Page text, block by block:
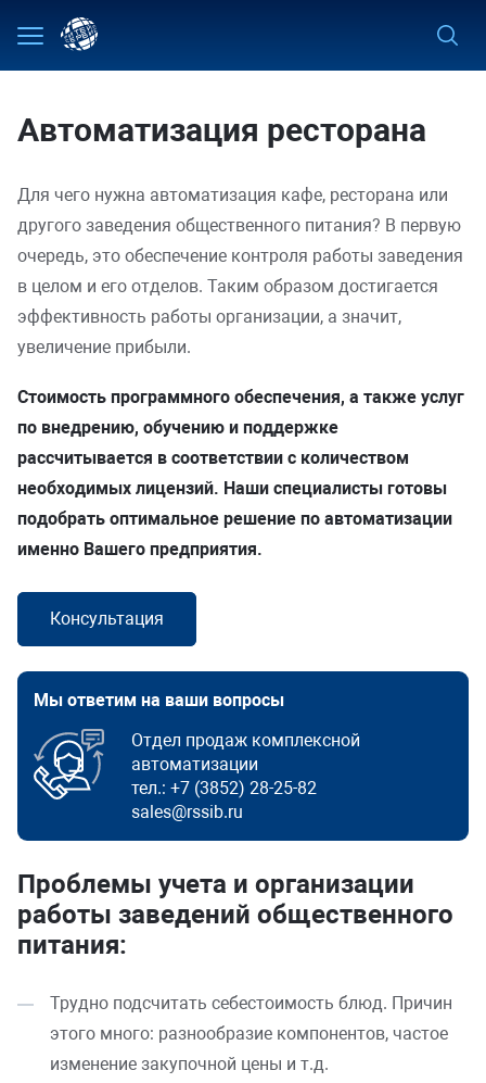
Начать торговлю
Роботы
Кассы самообслуживания
Освоить маркировку
Управлять производством
Работа с ЕГАИС
Подключить эквайринг
Складская логистика
Масштабировать торговлю
Открыть платную парковку
Наполнить офис
HoReCa
Системы контроля доступа
Лаборатория Касперского
Автоматизация пунктов проката
Для баров
Для индустрии отдыха и развлечений
Для кафе и ресторанов
Для сети ресторанов
Для фастфуда и столовой
Автоматизация ресторана
Для чего нужна автоматизация кафе, ресторана или
другого заведения общественного питания? В первую
очередь, это обеспечение контроля работы заведения
в целом и его отделов. Таким образом достигается
эффективность работы организации, а значит,
увеличение прибыли.
Стоимость программного обеспечения, а также услуг
по внедрению, обучению и поддержке
рассчитывается в соответствии с количеством
необходимых лицензий. Наши специалисты готовы
подобрать оптимальное решение по автоматизации
именно Вашего предприятия.
Консультация
Мы ответим на ваши вопросы
Отдел продаж комплексной
автоматизации
тел.: +7 (3852) 28-25-82
sales@rssib.ru
Проблемы учета и организации
работы заведений общественного
питания:
Трудно подсчитать себестоимость блюд. Причин
этого много: разнообразие компонентов, частое
изменение закупочной цены и т.д.